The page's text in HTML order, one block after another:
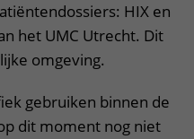
HIX en
het UMC Utrecht. Dit
omgeving.
gebruiken binnen de
dit moment nog niet